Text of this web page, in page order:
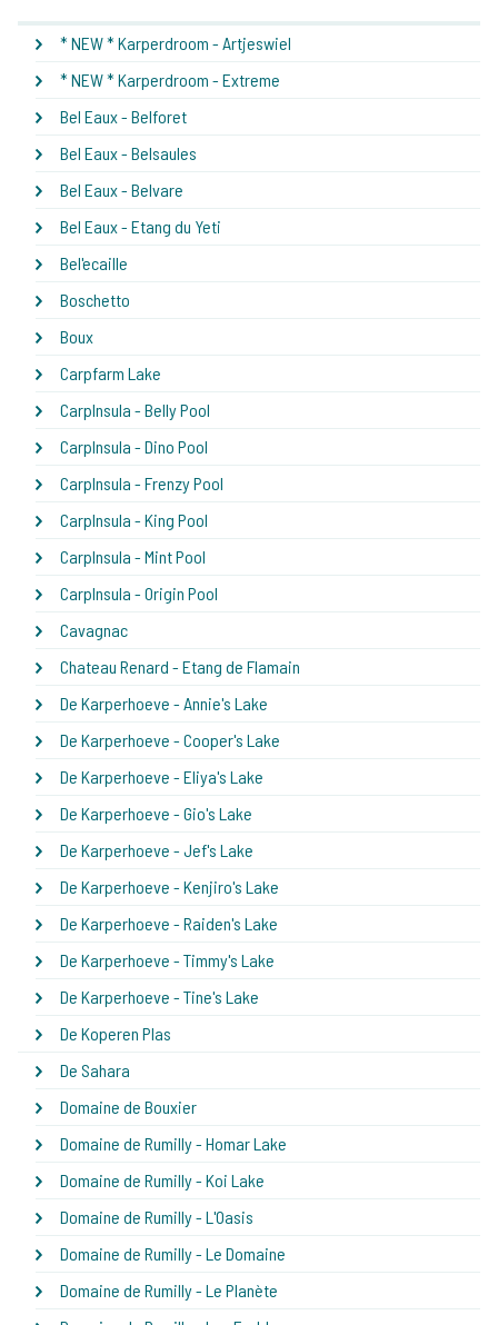
* NEW * Karperdroom - Artjeswiel
* NEW * Karperdroom - Extreme
Bel Eaux - Belforet
Bel Eaux - Belsaules
Bel Eaux - Belvare
Bel Eaux - Etang du Yeti
Bel'ecaille
Boschetto
Boux
Carpfarm Lake
CarpInsula - Belly Pool
CarpInsula - Dino Pool
CarpInsula - Frenzy Pool
CarpInsula - King Pool
CarpInsula - Mint Pool
CarpInsula - Origin Pool
Cavagnac
Chateau Renard - Etang de Flamain
De Karperhoeve - Annie's Lake
De Karperhoeve - Cooper's Lake
De Karperhoeve - Eliya's Lake
De Karperhoeve - Gio's Lake
De Karperhoeve - Jef's Lake
De Karperhoeve - Kenjiro's Lake
De Karperhoeve - Raiden's Lake
De Karperhoeve - Timmy's Lake
De Karperhoeve - Tine's Lake
De Koperen Plas
De Sahara
Domaine de Bouxier
Domaine de Rumilly - Homar Lake
Domaine de Rumilly - Koi Lake
Domaine de Rumilly - L'Oasis
Domaine de Rumilly - Le Domaine
Domaine de Rumilly - Le Planète